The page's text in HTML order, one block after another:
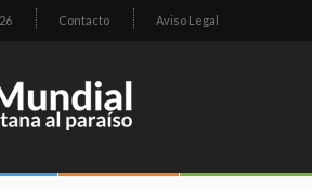
Contacto Aviso Legal